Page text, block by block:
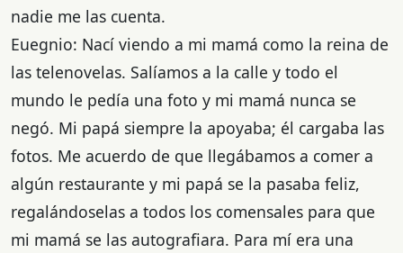
nadie me las cuenta.
Euegnio: Nací viendo a mi mamá como la reina de
las telenovelas. Salíamos a la calle y todo el
mundo le pedía una foto y mi mamá nunca se
negó. Mi papá siempre la apoyaba; él cargaba las
fotos. Me acuerdo de que llegábamos a comer a
algún restaurante y mi papá se la pasaba feliz,
regalándoselas a todos los comensales para que
mi mamá se las autografiara. Para mí era una